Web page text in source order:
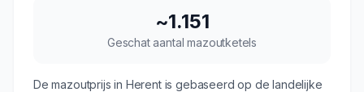
~1.151
Geschat aantal mazoutketels
De mazoutprijs in Herentis gebaseerd op de landelijke